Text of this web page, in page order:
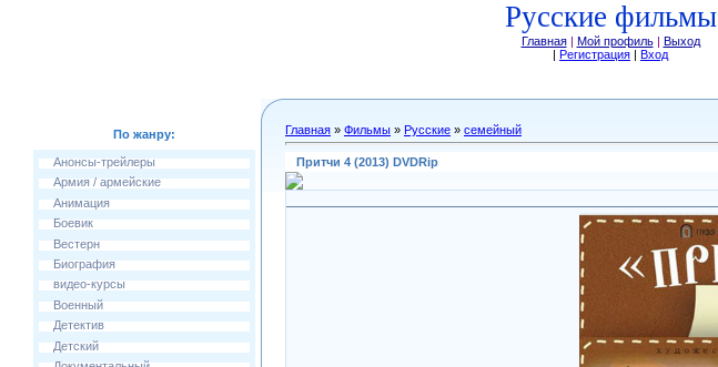
Русские фильмы
Главная| Мой профиль| Выход
| Регистрация | Вход
По жанру:
Анонсы-трейлеры
Армия / армейские
Анимация
Боевик
Вестерн
Биография
видео-курсы
Военный
Детектив
Детский
Главная » Фильмы » Русские » семейный
Притчи 4 (2013) DVDRip